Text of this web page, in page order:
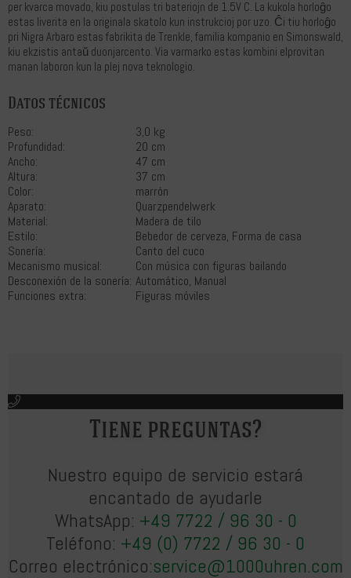
per kvarca movado, kiu postulas tri bateriojn de 1.5V C. La kukola horloĝo
estas liverita en la originala skatolo kun instrukcioj por uzo. Ĉi tiu horloĝo
pri Nigra Arbaro estas fabrikita de Trenkle, familia kompanio en Simonswald,
kiu ekzistis antaŭ duonjarcento. Via varmarko estas kombini elprovitan
manan laboron kun la plej nova teknologio.
Datos técnicos
Peso:
3,0 kg
Profundidad:
20 cm
Ancho:
47 cm
Altura:
37 cm
Color:
marrón
Aparato:
Quarzpendelwerk
Material:
Madera de tilo
Estilo:
Bebedor de cerveza, Forma de casa
Sonería:
Canto del cuco
Mecanismo musical:
Con música con figuras bailando
Desconexión de la sonería: Automático, Manual
Funciones extra:
Figuras móviles
Tiene preguntas?
Nuestro equipo de servicio estará
encantado de ayudarle
WhatsApp: +49 7722 / 96 30 - 0
Teléfono: +49 (0) 7722 / 96 30 - 0
Correo electrónico:service@1000uhren.com